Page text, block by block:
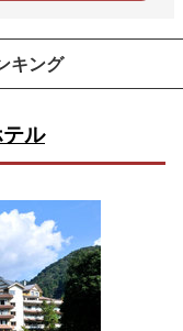
キング
ル